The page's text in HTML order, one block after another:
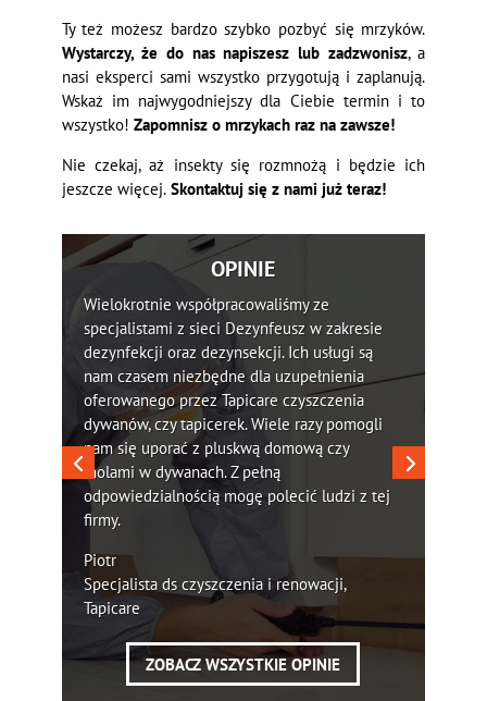
Ty też możesz bardzo szybko pozbyć się mrzyków.
Wystarczy, że do nas napiszesz lub zadzwonisz, a
nasi eksperci sami wszystko przygotują i zaplanują.
Wskaż im najwygodniejszy dla Ciebie termin i to
wszystko! Zapomnisz o mrzykach raz na zawsze!
Nie czekaj, aż insekty się rozmnożą i będzie ich
jeszcze więcej.Skontaktuj się z nami już teraz!
OPINIE
Wielokrotnie współpracowaliśmy ze
specjalistami z sieci Dezynfeusz w zakresie
dezynfekcji oraz dezynsekcji. Ich usługi są
nam czasem niezbędne dla uzupełnienia
oferowanego przez Tapicare czyszczenia
dywanów, czy tapicerek. Wiele razy pomogli
nam się uporać z pluskwą domową czy
molami w dywanach. Z pełną
odpowiedzialnością mogę polecić ludzi z tej
firmy.
Piotr
Specjalista ds czyszczenia i renowacji,
Tapicare
ZOBACZ WSZYSTKIE OPINIE